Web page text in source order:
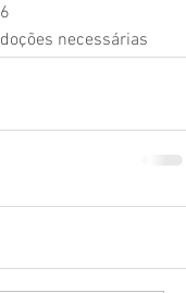
necessárias